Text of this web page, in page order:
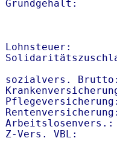
Lohnsteuer:
sozialvers.
Z-Vers. VBL: